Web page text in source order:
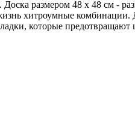
размером 48 х 48 см -
хитроумные
которые